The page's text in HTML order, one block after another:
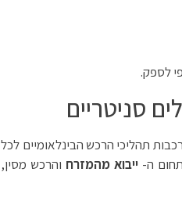
לספק.
סניטריים
תהליכי הרכש הבינלאומיים לכל
ייבוא מהמזרח והרכש מסין,